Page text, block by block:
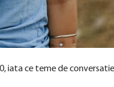
iata ce teme de